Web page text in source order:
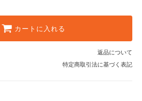
カートに入れる
返品について
特定商取引法に基づく表記